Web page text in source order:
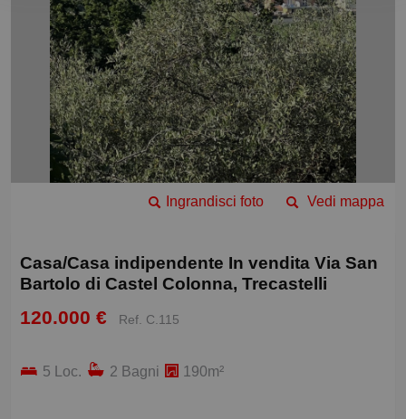
Vedi mappa
Ingrandisci foto
Casa/Casa indipendente In vendita Via San
Bartolo di Castel Colonna, Trecastelli
120.000 € Ref. C.115
5 Loc. 2 Bagni 190m²